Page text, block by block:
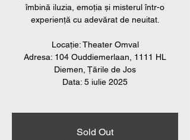
îmbină iluzia, emoția și misterul într-o
experiență cu adevărat de neuitat.
Locație: Theater Omval
Adresa: 104 Ouddiemerlaan, 1111 HL
Diemen, Țările de Jos
Data: 5 iulie 2025
Sold Out